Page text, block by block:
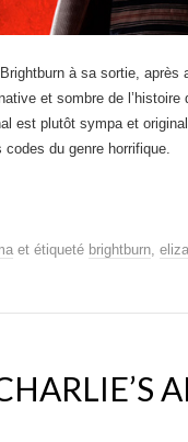
à sa sortie, après
et sombre de
est plutôt sympa et
du genre horrifique.
et étiqueté brightburn